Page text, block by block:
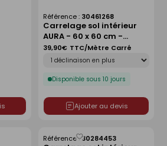
Carrelage sol intérieur
AURA - 60 x 60 cm -
ép.9mm - luce
Référence : 30461268
Disponible sous 10 jours
39,90€ TTC/Mètre Carré